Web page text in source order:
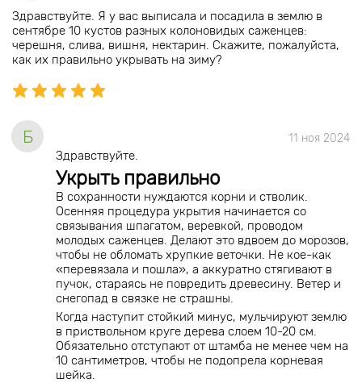
Здравствуйте. Я у вас выписала и посадила в землю в
сентябре 10 кустов разных колоновидых саженцев:
черешня, слива, вишня, нектарин. Скажите, пожалуйста,
как их правильно укрывать на зиму?
Б 11 ноя 2024
Здравствуйте.
Укрыть правильно
В сохранности нуждаются корни и стволик.
Осенняя процедура укрытия начинается со
связывания шпагатом, веревкой, проводом
молодых саженцев. Делают это вдвоем до морозов,
чтобы не обломать хрупкие веточки. Не кое-как
«перевязала и пошла», а аккуратно стягивают в
пучок, стараясь не повредить древесину. Ветер и
снегопад в связке не страшны.
Когда наступит стойкий минус, мульчируют землю
в приствольном круге дерева слоем 10-20 см.
Обязательно отступают от штамба не менее чем на
10 сантиметров, чтобы не подопрела корневая
шейка.